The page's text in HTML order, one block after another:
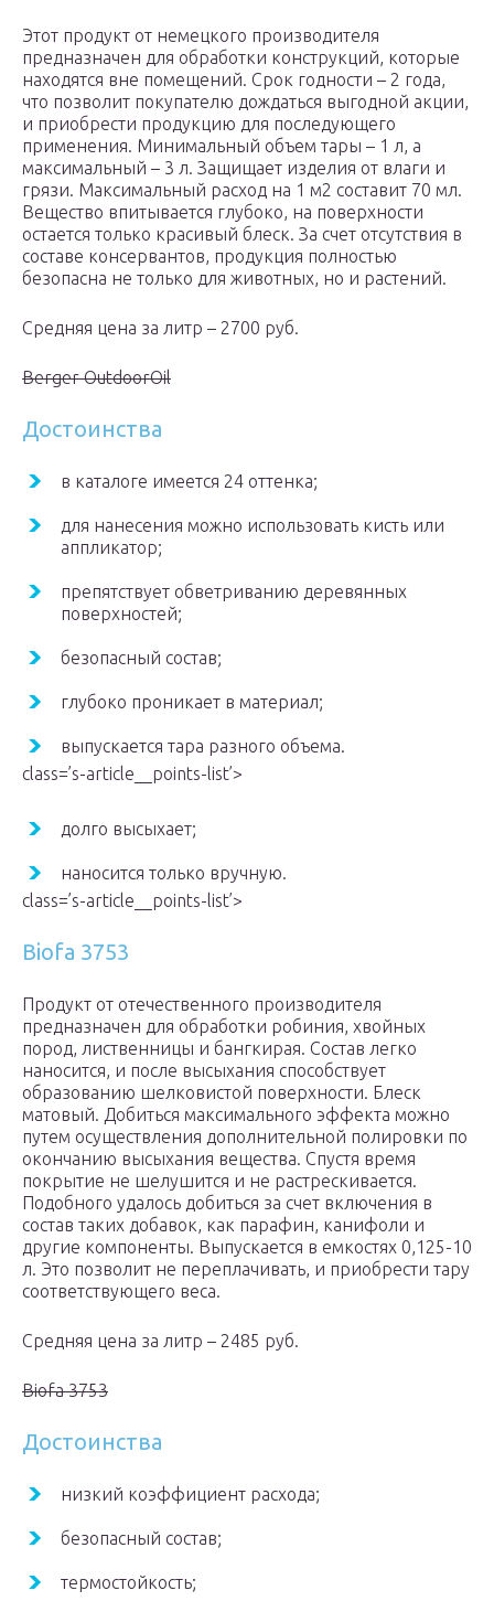
Этот продукт от немецкого производителя
предназначен для обработки конструкций, которые
находятся вне помещений. Срок годности – 2 года,
что позволит покупателю дождаться выгодной акции,
и приобрести продукцию для последующего
применения. Минимальный объем тары – 1 л, а
максимальный – 3 л. Защищает изделия от влаги и
грязи. Максимальный расход на 1 м2 составит 70 мл.
Вещество впитывается глубоко, на поверхности
остается только красивый блеск. За счет отсутствия в
составе консервантов, продукция полностью
безопасна не только для животных, но и растений.
Средняя цена за литр – 2700 руб.
Berger OutdoorOil
Достоинства
в каталоге имеется 24 оттенка;
для нанесения можно использовать кисть или
аппликатор;
препятствует обветриванию деревянных
поверхностей;
безопасный состав;
глубоко проникает в материал;
выпускается тара разного объема.
class=’s-article__points-list’>
долго высыхает;
наносится только вручную.
class=’s-article__points-list’>
Biofa 3753
Продукт от отечественного производителя
предназначен для обработки робиния, хвойных
пород, лиственницы и бангкирая. Состав легко
наносится, и после высыхания способствует
образованию шелковистой поверхности. Блеск
матовый. Добиться максимального эффекта можно
путем осуществления дополнительной полировки по
окончанию высыхания вещества. Спустя время
покрытие не шелушится и не растрескивается.
Подобного удалось добиться за счет включения в
состав таких добавок, как парафин, канифоли и
другие компоненты. Выпускается в емкостях 0,125-10
л. Это позволит не переплачивать, и приобрести тару
соответствующего веса.
Средняя цена за литр – 2485 руб.
Biofa 3753
Достоинства
низкий коэффициент расхода;
безопасный состав;
термостойкость;